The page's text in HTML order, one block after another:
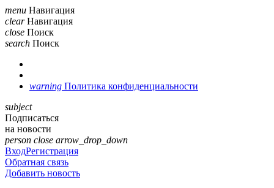
menu Навигация
clear Навигация
close Поиск
search Поиск
warning Политика конфиденциальности
subject
Подписаться
на новости
person close arrow_drop_down
ВходРегистрация
Обратная связь
Добавить новость